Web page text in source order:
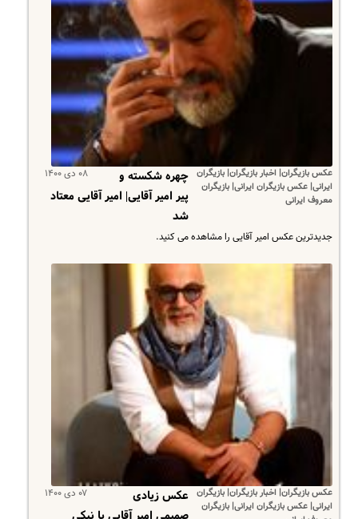
عکس بازیگران| اخبار بازیگران| بازیگران
ایرانی| عکس بازیگران ایرانی| بازیگران
معروف ایرانی
۰۸ دی ۱۴۰۰
چهره شکسته و
پیر امیر آقایی| امیر آقایی معتاد
شد
جدیدترین عکس امیر آقایی را مشاهده می کنید.
عکس بازیگران| اخبار بازیگران| بازیگران
ایرانی| عکس بازیگران ایرانی| بازیگران
۰۷ دی ۱۴۰۰
عکس زیادی